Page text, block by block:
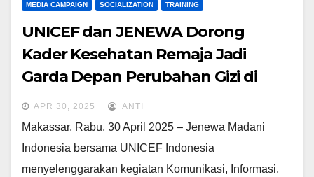
MEDIA CAMPAIGN SOCIALIZATION TRAINING
UNICEF dan JENEWA Dorong
Kader Kesehatan Remaja Jadi
Garda Depan Perubahan Gizi di
Kota Makassar
APR 30, 2025 ANTI
Makassar, Rabu, 30 April 2025 – Jenewa Madani
Indonesia bersama UNICEF Indonesia
menyelenggarakan kegiatan Komunikasi, Informasi,